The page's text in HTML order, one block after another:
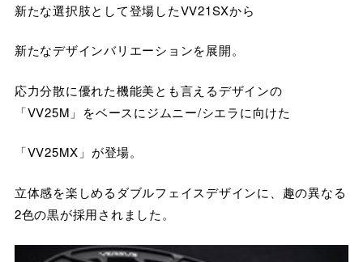
新たな選択肢として登場したVV21SXから
新たなデザインバリエーションを展開。
応力分散に優れた機能美とも言えるデザインの
「VV25M」をベースにジムニー/シエラに向けた
「VV25MX」が登場。
立体感を楽しめるダブルフェイスデザインに、趣の異なる
2色の黒が採用されました。